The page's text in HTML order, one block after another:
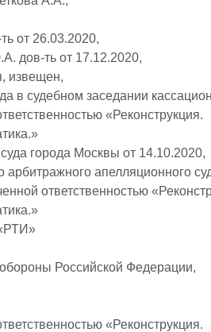
от 26.03.2020,
дов-ть от 17.12.2020,
извещен,
в судебном заседании
«Реконструкция.
города Москвы от 14.10.2020,
арбитражного апелляционного
ответственностью
Российской Федерации,
«Реконструкция.